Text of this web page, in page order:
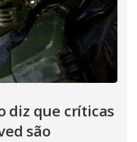
diz que críticas
são